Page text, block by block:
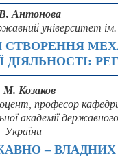
Антонова
університет
М. Козаков
професор
академії
України
– ВЛАДНИХ